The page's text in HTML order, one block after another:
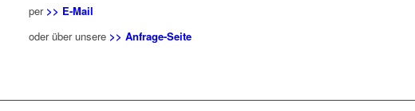
per >> E-Mail
oder über unsere >> Anfrage-Seite